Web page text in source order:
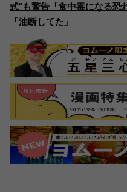
式”も警告「食中毒になる恐
「油断してた」